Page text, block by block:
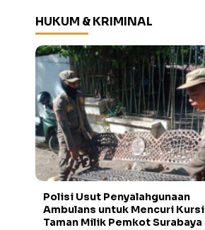
HUKUM & KRIMINAL
Polisi Usut Penyalahgunaan
Ambulans untuk Mencuri Kursi
Taman Milik Pemkot Surabaya